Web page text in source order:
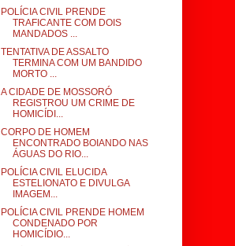
POLÍCIA CIVIL PRENDE
TRAFICANTE COM DOIS
MANDADOS ...
TENTATIVA DE ASSALTO
TERMINA COM UM BANDIDO
MORTO ...
A CIDADE DE MOSSORÓ
REGISTROU UM CRIME DE
HOMICÍDI...
CORPO DE HOMEM
ENCONTRADO BOIANDO NAS
ÁGUAS DO RIO...
POLÍCIA CIVIL ELUCIDA
ESTELIONATO E DIVULGA
IMAGEM...
POLÍCIA CIVIL PRENDE HOMEM
CONDENADO POR
HOMICÍDIO...